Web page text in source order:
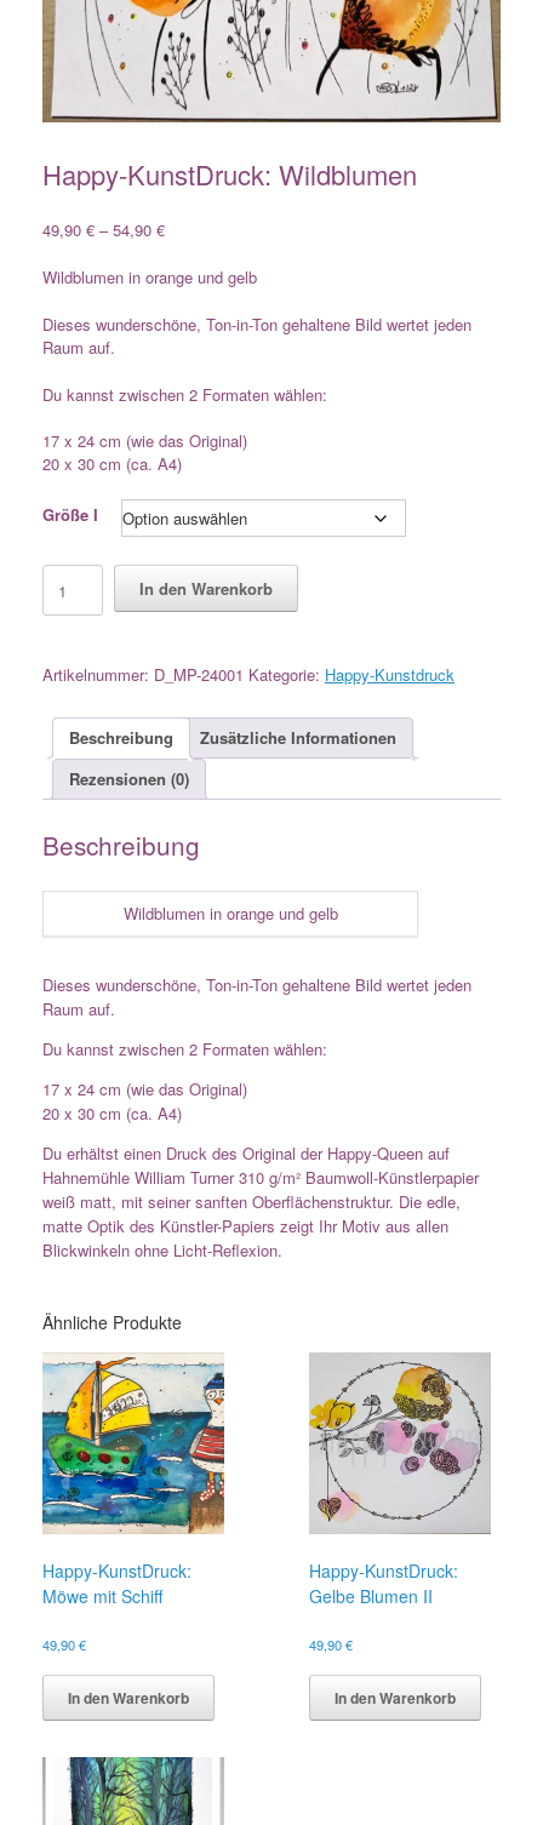
Happy-KunstDruck: Wildblumen
49,90 € –54,90 €Preisspanne:
bis
Wildblumen in orange und gelb
Dieses wunderschöne, Ton-in-Ton gehaltene Bild wertet jeden
Raum auf.
Du kannst zwischen 2 Formaten wählen:
17 x 24 cm (wie das Original)
20 x 30 cm (ca. A4)
Größe I
Happy-
KunstDruck:
Wildblumen
In den Warenkorb
Artikelnummer: D_MP-24001 Kategorie: Happy-Kunstdruck
Beschreibung
Zusätzliche Informationen
Rezensionen (0)
Beschreibung
Wildblumen in orange und gelb
Dieses wunderschöne, Ton-in-Ton gehaltene Bild wertet jeden
Raum auf.
Du kannst zwischen 2 Formaten wählen:
17 x 24 cm (wie das Original)
20 x 30 cm (ca. A4)
Du erhältst einen Druck des Original der Happy-Queen auf
Hahnemühle William Turner 310 g/m² Baumwoll-Künstlerpapier
weiß matt, mit seiner sanften Oberflächenstruktur. Die edle,
matte Optik des Künstler-Papiers zeigt Ihr Motiv aus allen
Blickwinkeln ohne Licht-Reflexion.
Ähnliche Produkte
Happy-KunstDruck:
Möwe mit Schiff
49,90€
In den Warenkorb
Happy-KunstDruck:
Gelbe Blumen II
49,90€
In den Warenkorb